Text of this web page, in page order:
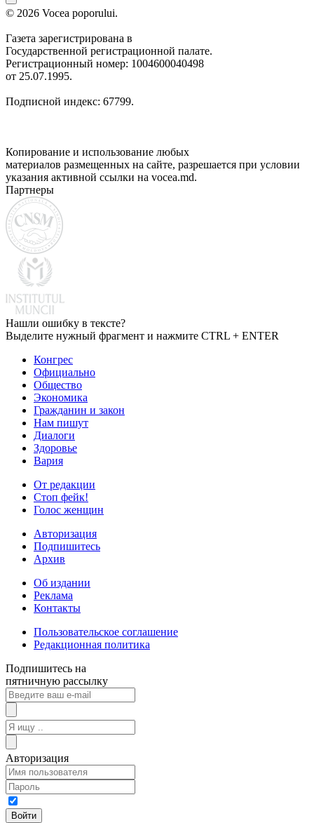
© 2026 Vocea poporului.
Газета зарегистрирована в
Государственной регистрационной палате.
Регистрационный номер: 1004600040498
от 25.07.1995.
Подписной индекс: 67799.
Копирование и использование любых
материалов размещенных на сайте, разрешается при условии
указания активной ссылки на vocea.md.
Партнеры
Нашли ошибку в тексте?
Выделите нужный фрагмент и нажмите CTRL + ENTER
Конгрес
Официально
Общество
Экономика
Гражданин и закон
Нам пишут
Диалоги
Здоровье
Вария
От редакции
Стоп фейк!
Голос женщин
Авторизация
Подпишитесь
Архив
Об издании
Реклама
Контакты
Пользовательское соглашение
Редакционная политика
Подпишитесь на
пятничную рассылку
Авторизация